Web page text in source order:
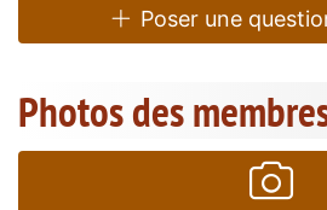
Poser une
Photos des